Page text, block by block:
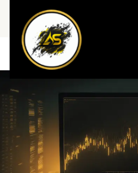
Addiction To Success